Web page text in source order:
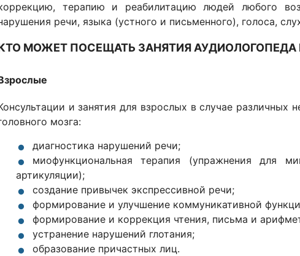
терапию и реабилитацию людей любого
речи, языка (устного и письменного), голоса,
МОЖЕТ ПОСЕЩАТЬ ЗАНЯТИЯ
и занятия для взрослых в случае различных
мозга:
диагностика нарушений речи;
миофункциональная терапия (упражнения для
артикуляции);
создание привычек экспрессивной речи;
формирование и улучшение коммуникативной
формирование и коррекция чтения, письма и
устранение нарушений глотания;
образование причастных лиц.